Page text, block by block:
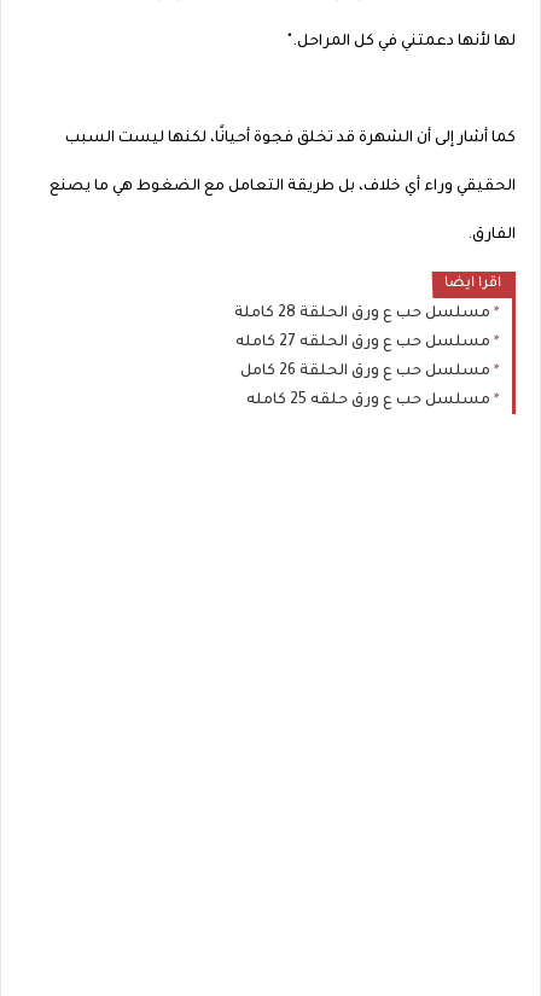
لها لأنها دعمتني في كل المراحل."
كما أشار إلى أن الشهرة قد تخلق فجوة أحيانًا، لكنها ليست السبب
الحقيقي وراء أي خلاف، بل طريقة التعامل مع الضغوط هي ما يصنع
الفارق.
اقرا ايضا
مسلسل حب ع ورق الحلقة 28 كاملة
مسلسل حب ع ورق الحلقه 27 كامله
مسلسل حب ع ورق الحلقة 26 كامل
مسلسل حب ع ورق حلقه 25 كامله